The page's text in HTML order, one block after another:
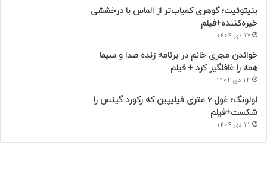
بنیتوئیت؛ گوهری کمیاب‌تر از الماس با درخششی
خیره‌کننده+فیلم
17 دی 1404
خواندن مجری خانم در برنامه زنده صدا و سیما
همه را غافلگیر کرد + فیلم
14 دی 1404
لولونگ؛ غول ۶ متری فیلیپین که رکورد گینس را
شکست+فیلم
11 دی 1404